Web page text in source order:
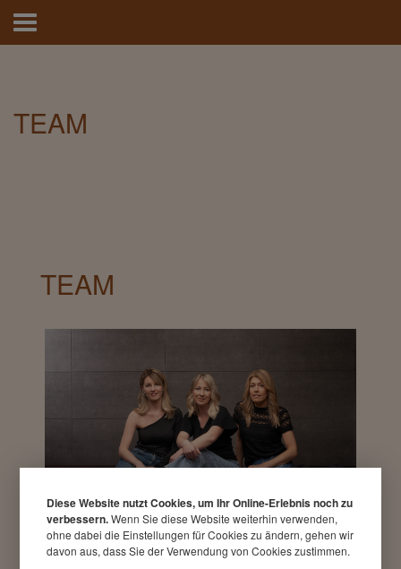
Inhalt
Hauptmenü
TEAM
TEAM
Diese Website nutzt Cookies, um Ihr Online-Erlebnis noch zu
verbessern.Wenn Sie diese Website weiterhin verwenden,
ohne dabei die Einstellungen für Cookies zu ändern, gehen wir
davon aus, dass Sie der Verwendung von Cookies zustimmen.